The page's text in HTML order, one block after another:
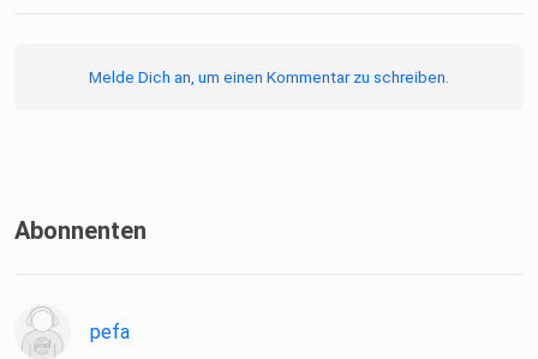
Melde Dich an, um einen Kommentar zu schreiben.
Abonnenten
pefa